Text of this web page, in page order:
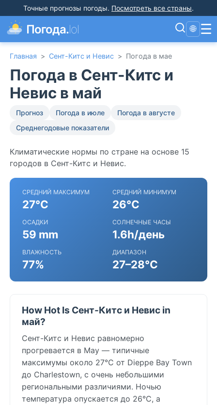
Точные прогнозы погоды. Посмотреть все страны.
Погода.lol 🌐 ☰
Главная > Сент-Китс и Невис > Погода в мае
Погода в Сент-Китс и
Невис в май
Прогноз Погода в июле
Погода в августе
Среднегодовые показатели
Климатические нормы по стране на основе 15
городов в Сент-Китс и Невис.
СРЕДНИЙ МАКСИМУМ
27°C
СРЕДНИЙ МИНИМУМ
26°C
ОСАДКИ
59 mm
СОЛНЕЧНЫЕ ЧАСЫ
1.6h/день
ВЛАЖНОСТЬ
77%
ДИАПАЗОН
27–28°C
How Hot Is Сент-Китс и Невис in
май?
Сент-Китс и Невис равномерно
прогревается в May — типичные
максимумы около 27°C от Dieppe Bay Town
до Charlestown, с очень небольшими
региональными различиями. Ночью
температура опускается до 26°C, а